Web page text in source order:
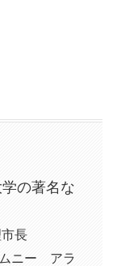
の著名な
長
ニー アラ